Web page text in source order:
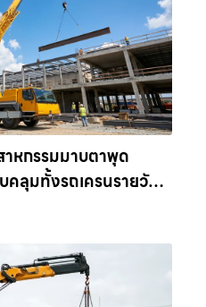
หกรรมมาบตาพุด
คลุมทั้งรถเครนรายวัน